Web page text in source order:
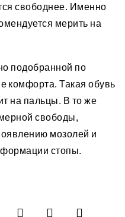
свободнее. Именно
мерить на
подобранной по
комфорта. Такая обувь
на пальцы. В то же
свободы,
мозолей и
стопы.